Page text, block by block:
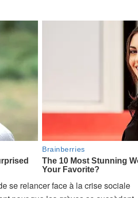
se relancer face à la crise sociale